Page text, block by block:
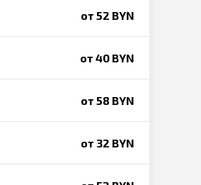
от 52 BYN
от 40 BYN
от 58 BYN
от 32 BYN